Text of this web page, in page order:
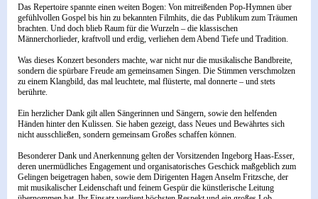
Das Repertoire spannte einen weiten Bogen: Von mitreißenden Pop-Hymnen über
gefühlvollen Gospel bis hin zu bekannten Filmhits, die das Publikum zum Träumen
brachten. Und doch blieb Raum für die Wurzeln – die klassischen
Männerchorlieder, kraftvoll und erdig, verliehen dem Abend Tiefe und Tradition.
Was dieses Konzert besonders machte, war nicht nur die musikalische Bandbreite,
sondern die spürbare Freude am gemeinsamen Singen. Die Stimmen verschmolzen
zu einem Klangbild, das mal leuchtete, mal flüsterte, mal donnerte – und stets
berührte.
Ein herzlicher Dank gilt allen Sängerinnen und Sängern, sowie den helfenden
Händen hinter den Kulissen. Sie haben gezeigt, dass Neues und Bewährtes sich
nicht ausschließen, sondern gemeinsam Großes schaffen können.
Besonderer Dank und Anerkennung gelten der Vorsitzenden Ingeborg Haas-Esser,
deren unermüdliches Engagement und organisatorisches Geschick maßgeblich zum
Gelingen beigetragen haben, sowie dem Dirigenten Hagen Anselm Fritzsche, der
mit musikalischer Leidenschaft und feinem Gespür die künstlerische Leitung